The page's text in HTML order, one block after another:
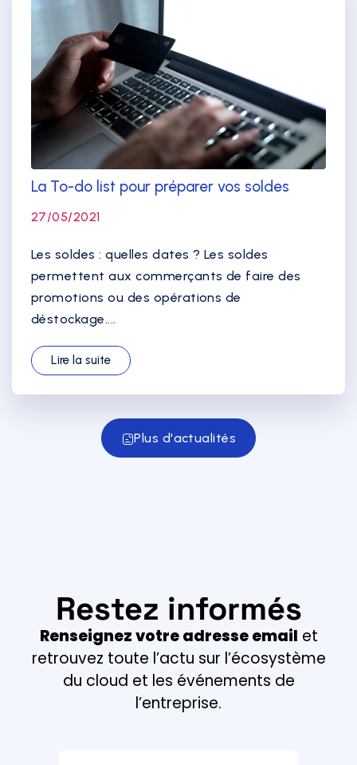
La To-do list pour préparer vos soldes
27/05/2021
Les soldes : quelles dates ? Les soldes
permettent aux commerçants de faire des
promotions ou des opérations de
déstockage....
Lire la suite
Plus d'actualités
Restez informés
Renseignez votre adresse email et
retrouvez toute l’actu sur l’écosystème
du cloud et les événements de
l’entreprise.